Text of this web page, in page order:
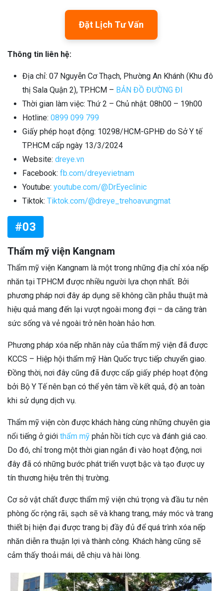
Đặt Lịch Tư Vấn
Thông tin liên hệ:
Địa chỉ: 07 Nguyễn Cơ Thạch, Phường An Khánh (Khu đô
thị Sala Quận 2), TP.HCM – BẢN ĐỒ ĐƯỜNG ĐI
Thời gian làm việc: Thứ 2 – Chủ nhật: 08h00 – 19h00
Hotline: 0899 099 799
Giấy phép hoạt động: 10298/HCM-GPHĐ do Sở Y tế
TP.HCM cấp ngày 13/3/2024
Website: dreye.vn
Facebook: fb.com/dreyevietnam
Youtube: youtube.com/@DrEyeclinic
Tiktok: Tiktok.com/@dreye_trehoavungmat
#03
Thẩm mỹ viện Kangnam
Thẩm mỹ viện Kangnam là một trong những địa chỉ xóa nếp
nhăn tại TPHCM được nhiều người lựa chọn nhất. Bởi
phương pháp nơi đây áp dụng sẽ không cần phẫu thuật mà
hiệu quả mang đến lại vượt ngoài mong đợi – da căng tràn
sức sống và vẻ ngoài trở nên hoàn hảo hơn.
Phương pháp xóa nếp nhăn này của thẩm mỹ viện đã được
KCCS – Hiệp hội thẩm mỹ Hàn Quốc trực tiếp chuyển giao.
Đồng thời, nơi đây cũng đã được cấp giấy phép hoạt động
bởi Bộ Y Tế nên bạn có thể yên tâm về kết quả, độ an toàn
khi sử dụng dịch vụ.
Thẩm mỹ viện còn được khách hàng cùng những chuyên gia
nổi tiếng ở giới thẩm mỹ phản hồi tích cực và đánh giá cao.
Do đó, chỉ trong một thời gian ngắn đi vào hoạt động, nơi
đây đã có những bước phát triển vượt bậc và tạo được uy
tín thương hiệu trên thị trường.
Cơ sở vật chất được thẩm mỹ viện chú trọng và đầu tư nên
phòng ốc rộng rãi, sạch sẽ và khang trang, máy móc và trang
thiết bị hiện đại được trang bị đầy đủ để quá trình xóa nếp
nhăn diễn ra thuận lợi và thành công. Khách hàng cũng sẽ
cảm thấy thoải mái, dễ chịu và hài lòng.